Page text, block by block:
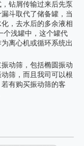
钻屑传输过来后先泵
斗取代了储备罐，当
，去水后的多余液相
个浅罐中，这个罐代
离心机或循环系统出
动筛，包括椭圆振动
筛，而且我司可以根
有购买振动筛的客